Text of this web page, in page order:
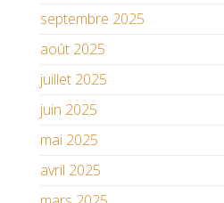
septembre 2025
août 2025
juillet 2025
juin 2025
mai 2025
avril 2025